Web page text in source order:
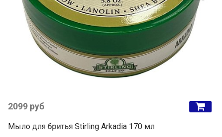
2099 руб
Мыло для бритья Stirling Arkadia 170 мл